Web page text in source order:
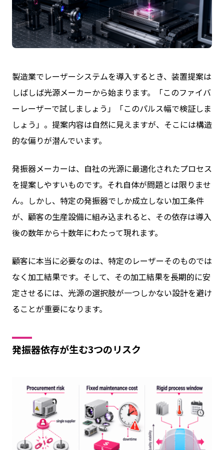
製造業でレーザーシステムを導入するとき、装置提案は
しばしば光源メーカーから始まります。「このファイバ
ーレーザーで試しましょう」「このパルス幅で検証しま
しょう」。提案内容は自然に見えますが、そこには構造
的な偏りが潜んでいます。
発振器メーカーは、自社の光源に最適化されたプロセス
を提案しやすいものです。それ自体が問題とは限りませ
ん。しかし、特定の発振器でしか成立しない加工条件
が、顧客の生産設備に組み込まれると、その依存は導入
後の数年から十数年にわたって現れます。
顧客に本当に必要なのは、特定のレーザーそのものでは
なく加工結果です。そして、その加工結果を長期的に安
定させるには、光源の選択肢が一つしかない設計を避け
ることが重要になります。
発振器依存が生む3つのリスク